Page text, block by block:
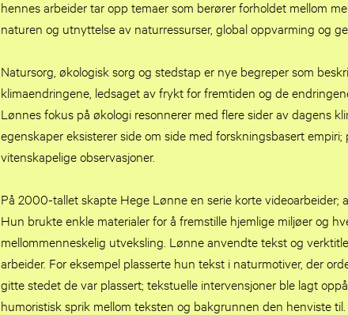
hennes arbeider tar opp temaer som berører forholdet mellom
naturen og utnyttelse av naturressurser, global oppvarming og
Natursorg, økologisk sorg og stedstap er nye begreper som
klimaendringene, ledsaget av frykt for fremtiden og de
Lønnes fokus på økologi resonnerer med flere sider av dagens
egenskaper eksisterer side om side med forskningsbasert
vitenskapelige observasjoner.
På 2000-tallet skapte Hege Lønne en serie korte videoarbeider;
Hun brukte enkle materialer for å fremstille hjemlige miljøer og
mellommenneskelig utveksling. Lønne anvendte tekst og
arbeider. For eksempel plasserte hun tekst i naturmotiver, der
gitte stedet de var plassert; tekstuelle intervensjoner ble lagt
humoristisk sprik mellom teksten og bakgrunnen den henviste